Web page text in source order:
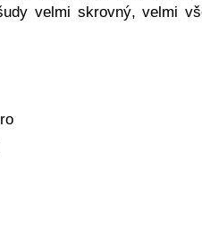
velmi skrovný, velmi